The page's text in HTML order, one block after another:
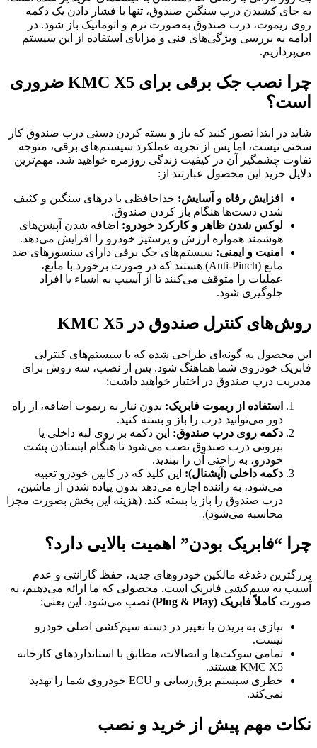
به جای کشیدن درب سنگین صندوق، تنها با فشار دادن یک دکمه
روی ریموت، درب صندوق به‌صورت نرم و اتوماتیک باز شود. در
ادامه به بررسی ویژگی‌های فنی و مزایای استفاده از این سیستم
می‌پردازیم.
چرا نصب جک برقی برای KMC X5 ضروری
است؟
شاید در ابتدا تصور کنید که باز و بسته کردن دستی درب صندوق کار
سختی نیست، اما پس از تجربه عملکرد سیستم‌های برقی، متوجه
تفاوت چشمگیر آن در کیفیت زندگی روزمره خواهید شد. مهم‌ترین
دلایل خرید این محصول عبارتند از:
افزایش رفاه و آسایش: خداحافظی با درهای سنگین و کثیف
شدن دست‌ها هنگام باز کردن صندوق.
لوکس شدن ظاهر و کارکرد خودرو: اضافه شدن آپشن‌های
هوشمند همواره ارزش و پرستیژ خودرو را افزایش می‌دهد.
امنیت و ایمنی: سیستم‌های جک برقی دارای سنسورهای ضد
مانع (Anti-Pinch) هستند که در صورت برخورد با مانع،
عملیات را متوقف می‌کنند تا از آسیب به اشیاء یا افراد
جلوگیری شود.
روش‌های کنترل صندوق در KMC X5
این محصول به گونه‌ای طراحی شده که با سیستم‌های کنترلی
فابریک خودروی شما هماهنگ شود. پس از نصب، سه روش برای
مدیریت درب صندوق در اختیار خواهید داشت:
استفاده از ریموت فابریک: بدون نیاز به ریموت اضافه، از راه
دور می‌توانید درب را باز و بسته کنید.
دکمه روی درب صندوق: این دکمه بر روی لبه داخلی یا
بیرونی درب صندوق نصب می‌شود تا هنگام ایستادن پشت
خودرو، به راحتی آن را ببندید.
دکمه داخلی (آپشنال): این کلید که در کابین خودرو تعبیه
می‌شود، به راننده اجازه می‌دهد بدون پیاده شدن از ماشین،
درب صندوق را باز یا بسته کند. (هزینه این بخش بصورت مجزا
محاسبه می‌شود).
چرا “فابریک بودن” اهمیت بالایی دارد؟
بزرگترین دغدغه مالکین خودروهای جدید، حفظ گارانتی و عدم
آسیب به سیم‌کشی فابریک است. محصولی که ما ارائه می‌دهیم، به
صورتکاملاً فابریک (Plug & Play) نصب می‌شود. این یعنی:
نیازی به بریدن یا تغییر در دسته سیم‌کشی اصلی خودرو
نیست.
تمامی سوکت‌ها و اتصالات، مطابق با استانداردهای کارخانه
KMC X5 هستند.
خطری سیستم برق‌رسانی و ECU خودروی شما را تهدید
نمی‌کند.
نکات مهم پیش از خرید و نصب